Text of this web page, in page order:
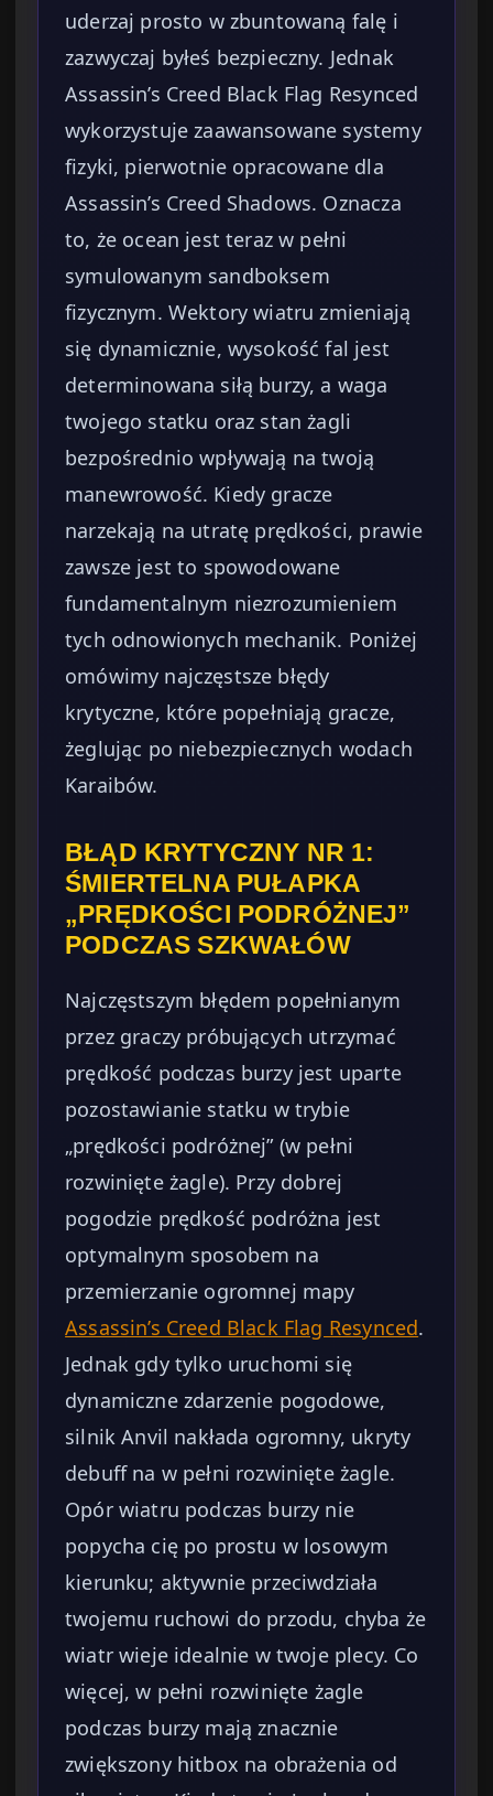
uderzaj prosto w zbuntowaną falę i
zazwyczaj byłeś bezpieczny. Jednak
Assassin’s Creed Black Flag Resynced
wykorzystuje zaawansowane systemy
fizyki, pierwotnie opracowane dla
Assassin’s Creed Shadows. Oznacza
to, że ocean jest teraz w pełni
symulowanym sandboksem
fizycznym. Wektory wiatru zmieniają
się dynamicznie, wysokość fal jest
determinowana siłą burzy, a waga
twojego statku oraz stan żagli
bezpośrednio wpływają na twoją
manewrowość. Kiedy gracze
narzekają na utratę prędkości, prawie
zawsze jest to spowodowane
fundamentalnym niezrozumieniem
tych odnowionych mechanik. Poniżej
omówimy najczęstsze błędy
krytyczne, które popełniają gracze,
żeglując po niebezpiecznych wodach
Karaibów.
BŁĄD KRYTYCZNY NR 1:
ŚMIERTELNA PUŁAPKA
„PRĘDKOŚCI PODRÓŻNEJ”
PODCZAS SZKWAŁÓW
Najczęstszym błędem popełnianym
przez graczy próbujących utrzymać
prędkość podczas burzy jest uparte
pozostawianie statku w trybie
„prędkości podróżnej” (w pełni
rozwinięte żagle). Przy dobrej
pogodzie prędkość podróżna jest
optymalnym sposobem na
przemierzanie ogromnej mapy
Assassin’s Creed Black Flag Resynced.
Jednak gdy tylko uruchomi się
dynamiczne zdarzenie pogodowe,
silnik Anvil nakłada ogromny, ukryty
debuff na w pełni rozwinięte żagle.
Opór wiatru podczas burzy nie
popycha cię po prostu w losowym
kierunku; aktywnie przeciwdziała
twojemu ruchowi do przodu, chyba że
wiatr wieje idealnie w twoje plecy. Co
więcej, w pełni rozwinięte żagle
podczas burzy mają znacznie
zwiększony hitbox na obrażenia od